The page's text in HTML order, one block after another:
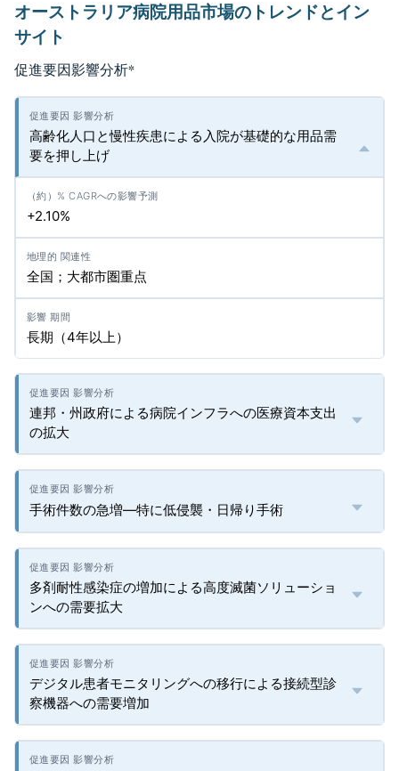
オーストラリア病院用品市場のトレンドとイン
サイト
促進要因影響分析*
高齢化人口と慢性疾患による入院が基礎的な用品需
要を押し上げ
+2.10%
全国；大都市圏重点
長期（4年以上）
連邦・州政府による病院インフラへの医療資本支出
の拡大
手術件数の急増―特に低侵襲・日帰り手術
多剤耐性感染症の増加による高度滅菌ソリューショ
ンへの需要拡大
デジタル患者モニタリングへの移行による接続型診
察機器への需要増加